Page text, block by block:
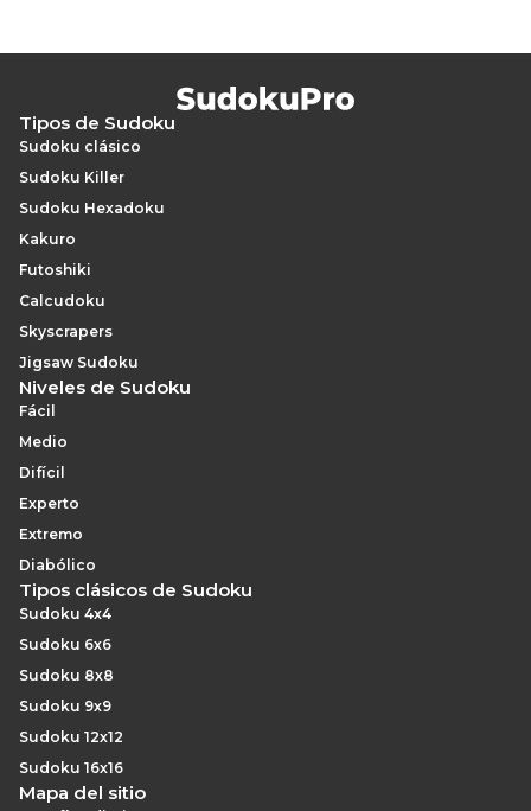
Tipos de Sudoku
Sudoku clásico
Sudoku Killer
Sudoku Hexadoku
Kakuro
Futoshiki
Calcudoku
Skyscrapers
Jigsaw Sudoku
Niveles de Sudoku
Fácil
Medio
Difícil
Experto
Extremo
Diabólico
Tipos clásicos de Sudoku
Sudoku 4x4
Sudoku 6x6
Sudoku 8x8
Sudoku 9x9
Sudoku 12x12
Sudoku 16x16
Mapa del sitio